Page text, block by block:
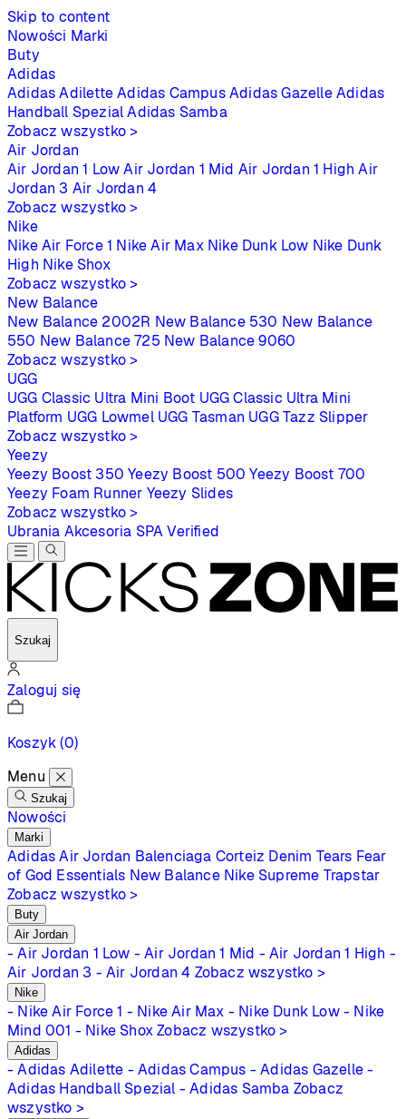
Skip to content
Nowości Marki
Buty
Adidas
Adidas Adilette Adidas Campus Adidas Gazelle Adidas
Handball Spezial Adidas Samba
Zobacz wszystko >
Air Jordan
Air Jordan 1 Low Air Jordan 1 Mid Air Jordan 1 High Air
Jordan 3 Air Jordan 4
Zobacz wszystko >
Nike
Nike Air Force 1 Nike Air Max Nike Dunk Low Nike Dunk
High Nike Shox
Zobacz wszystko >
New Balance
New Balance 2002R New Balance 530 New Balance
550 New Balance 725 New Balance 9060
Zobacz wszystko >
UGG
UGG Classic Ultra Mini Boot UGG Classic Ultra Mini
Platform UGG Lowmel UGG Tasman UGG Tazz Slipper
Zobacz wszystko >
Yeezy
Yeezy Boost 350 Yeezy Boost 500 Yeezy Boost 700
Yeezy Foam Runner Yeezy Slides
Zobacz wszystko >
Ubrania Akcesoria SPAVerified
Szukaj
Zaloguj się
Koszyk(0)
Menu
Szukaj
Nowości
Marki
Adidas Air Jordan Balenciaga Corteiz Denim Tears Fear
of God Essentials New Balance Nike Supreme Trapstar
Zobacz wszystko >
Buty
Air Jordan
- Air Jordan 1 Low - Air Jordan 1 Mid - Air Jordan 1 High -
Air Jordan 3 - Air Jordan 4 Zobacz wszystko >
Nike
- Nike Air Force 1 - Nike Air Max - Nike Dunk Low - Nike
Mind 001 - Nike Shox Zobacz wszystko >
Adidas
- Adidas Adilette - Adidas Campus - Adidas Gazelle -
Adidas Handball Spezial - Adidas Samba Zobacz
wszystko >